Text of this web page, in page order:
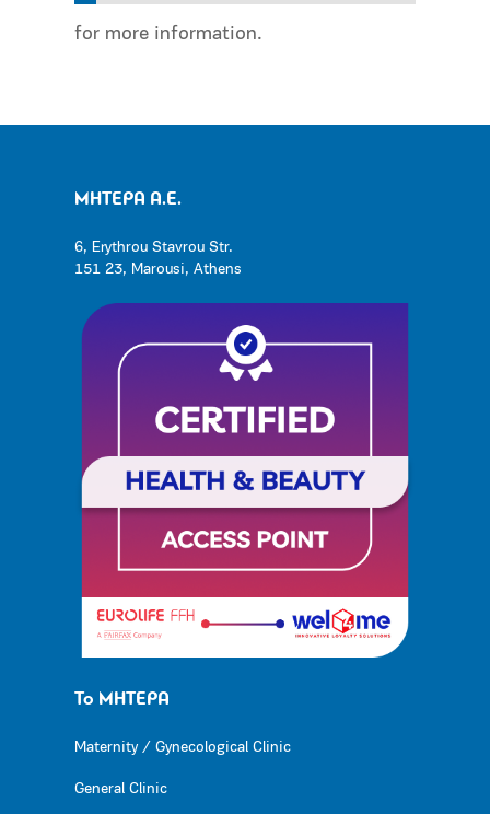
for more information.
ΜΗΤΕΡΑ Α.Ε.
6, Erythrou Stavrou Str.
151 23, Marousi, Athens
Το ΜΗΤΕΡΑ
Maternity / Gynecological Clinic
General Clinic